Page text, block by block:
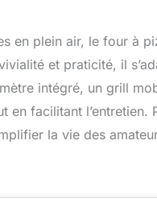
en plein air, le four à
et praticité, il
intégré, un grill
facilitant l’entretien.
la vie des